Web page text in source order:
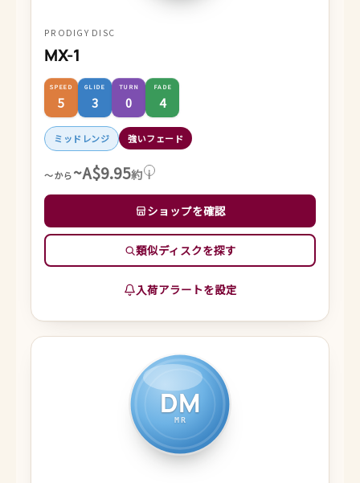
PRODIGY DISC
MX-1
SPEED
5
GLIDE
3
TURN
0
FADE
4
ミッドレンジ 強いフェード
～から~A$9.95約 i
ショップを確認
類似ディスクを探す
入荷アラートを設定
DM
MR